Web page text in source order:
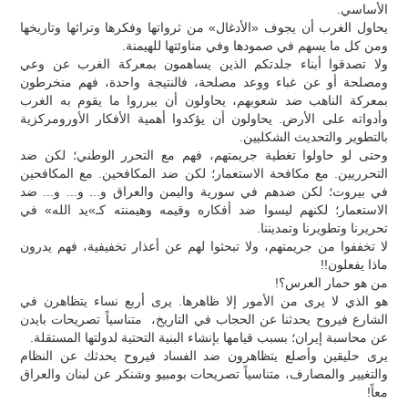
الأساسي.
يحاول الغرب أن يجوف «الأدغال» من ثرواتها وفكرها وتراثها وتاريخها
ومن كل ما يسهم في صمودها وفي مناوئتها للهيمنة.
ولا تصدقوا أبناء جلدتكم الذين يساهمون بمعركة الغرب عن وعي
ومصلحة أو عن غباء ووعد مصلحة، فالنتيجة واحدة، فهم منخرطون
بمعركة الناهب ضد شعوبهم، يحاولون أن يبرروا ما يقوم به الغرب
وأدواته على الأرض. يحاولون أن يؤكدوا أهمية الأفكار الأورومركزية
بالتطوير والتحديث الشكليين.
وحتى لو حاولوا تغطية جريمتهم، فهم مع التحرر الوطني؛ لكن ضد
التحرريين. مع مكافحة الاستعمار؛ لكن ضد المكافحين. مع المكافحين
في بيروت؛ لكن ضدهم في سورية واليمن والعراق و... و... و... ضد
الاستعمار؛ لكنهم ليسوا ضد أفكاره وقيمه وهيمنته كـ»يد الله» في
تحريرنا وتطويرنا وتمديننا.
لا تخففوا من جريمتهم، ولا تبحثوا لهم عن أعذار تخفيفية، فهم يدرون
ماذا يفعلون!!
من هو حمار العرس؟!
هو الذي لا يرى من الأمور إلا ظاهرها. يرى أربع نساء يتظاهرن في
الشارع فيروح يحدثنا عن الحجاب في التاريخ، متناسياً تصريحات بايدن
عن محاسبة إيران؛ بسبب قيامها بإنشاء البنية التحتية لدولتها المستقلة.
يرى حليقين وأصلع يتظاهرون ضد الفساد فيروح يحدثك عن النظام
والتغيير والمصارف، متناسياً تصريحات بومبيو وشنكر عن لبنان والعراق
معاً!